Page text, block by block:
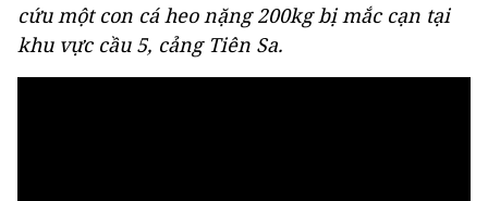
cứu một con cá heo nặng 200kg bị mắc cạn tại
khu vực cầu 5, cảng Tiên Sa.